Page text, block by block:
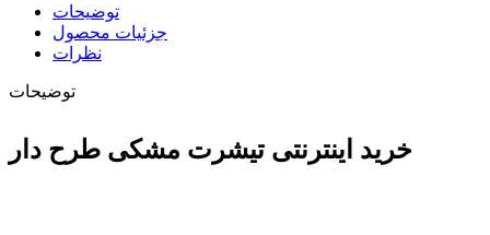
توضیحات
جزئیات محصول
نظرات
توضیحات
خرید اینترنتی تیشرت مشکی طرح دار